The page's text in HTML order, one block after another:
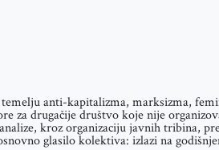
anti-kapitalizma, marksizma,
za drugačije društvo koje nije
kroz organizaciju javnih tribina,
glasilo kolektiva: izlazi na